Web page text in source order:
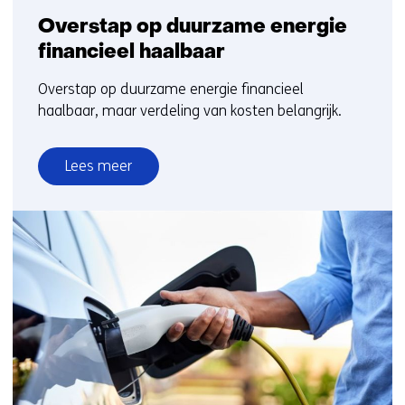
Overstap op duurzame energie
financieel haalbaar
Overstap op duurzame energie financieel
haalbaar, maar verdeling van kosten belangrijk.
Lees meer
over
Overstap
op
duurzame
energie
financieel
haalbaar